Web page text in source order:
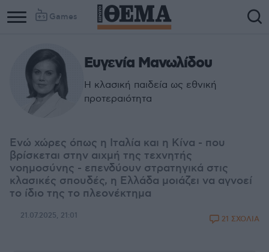
Games
Ευγενία Μανωλίδου
Η κλασική παιδεία ως εθνική
προτεραιότητα
Ενώ χώρες όπως η Ιταλία και η Κίνα - που
βρίσκεται στην αιχμή της τεχνητής
νοημοσύνης - επενδύουν στρατηγικά στις
κλασικές σπουδές, η Ελλάδα μοιάζει να αγνοεί
το ίδιο της το πλεονέκτημα
21.07.2025, 21:01 21 ΣΧΟΛΙΑ